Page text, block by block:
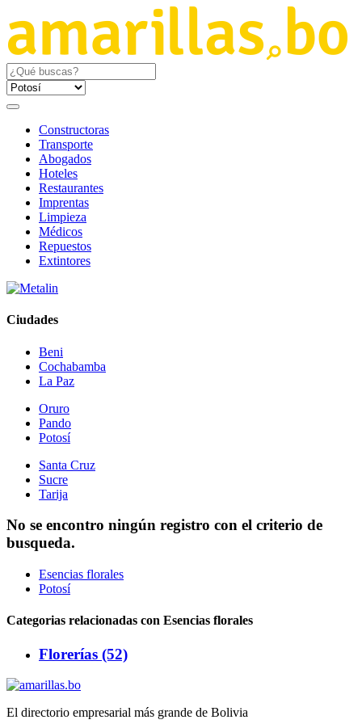
Constructoras
Transporte
Abogados
Hoteles
Restaurantes
Imprentas
Limpieza
Médicos
Repuestos
Extintores
Ciudades
Beni
Cochabamba
La Paz
Oruro
Pando
Potosí
Santa Cruz
Sucre
Tarija
No se encontro ningún registro con el criterio de
busqueda.
Esencias florales
Potosí
Categorias relacionadas con Esencias florales
Florerías (52)
El directorio empresarial más grande de Bolivia